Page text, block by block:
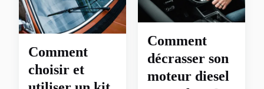
Comment
choisir et
Comment
décrasser son
moteur diesel